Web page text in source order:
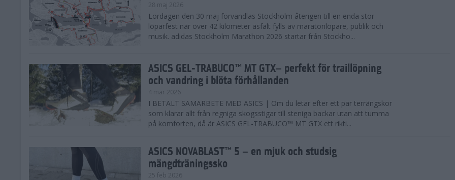
28 maj 2026
Lördagen den 30 maj förvandlas Stockholm återigen till en enda stor
löparfest när över 42 kilometer asfalt fylls av maratonlöpare, publik och
musik. adidas Stockholm Marathon 2026 startar från Stockho...
ASICS GEL-TRABUCO™ MT GTX– perfekt för traillöpning
och vandring i blöta förhållanden
4 mar 2026
I BETALT SAMARBETE MED ASICS | Om du letar efter ett par terrängskor
som klarar allt från regniga skogsstigar till steniga backar utan att tumma
på komforten, då är ASICS GEL-TRABUCO™ MT GTX ett rikti...
ASICS NOVABLAST™ 5 – en mjuk och studsig
mängdträningssko
25 feb 2026